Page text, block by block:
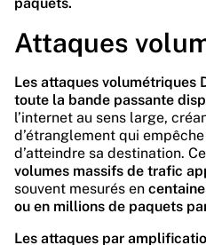
Attaques
Les attaques volumétriques
toute la bande passante
l’internet au sens large,
d’étranglement qui
d’atteindre sa destination.
volumes massifs de trafic
souvent mesurés en
ou en millions de paquets
Les attaques par